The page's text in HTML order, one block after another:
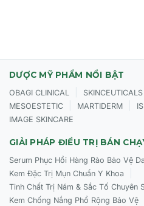
DƯỢC MỸ PHẨM NỔI BẬT
OBAGI CLINICAL SKINCEUTICALS
MESOESTETIC MARTIDERM
IMAGE SKINCARE
GIẢI PHÁP ĐIỀU TRỊ BÁN
Serum Phục Hồi Hàng Rào Bảo Vệ Da
Kem Đặc Trị Mụn Chuẩn Y Khoa
Tinh Chất Trị Nám & Sắc Tố Chuyên
Kem Chống Nắng Phổ Rộng Bảo Vệ